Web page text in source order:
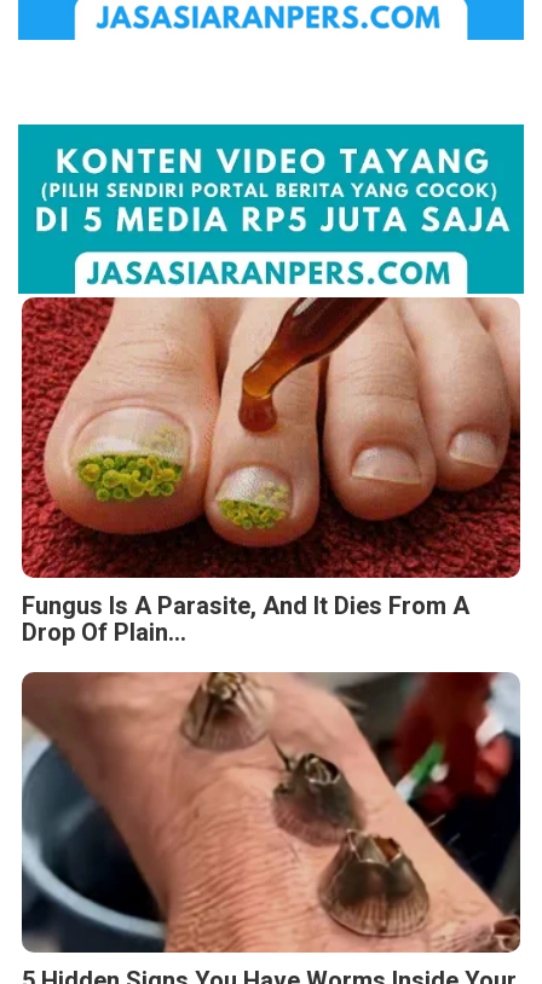
Fungus Is A Parasite, And It Dies From A
Drop Of Plain...